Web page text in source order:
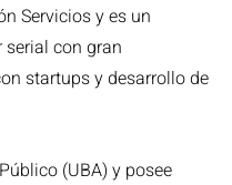
Servicios y es un
serial con gran
startups y desarrollo de
(UBA) y posee